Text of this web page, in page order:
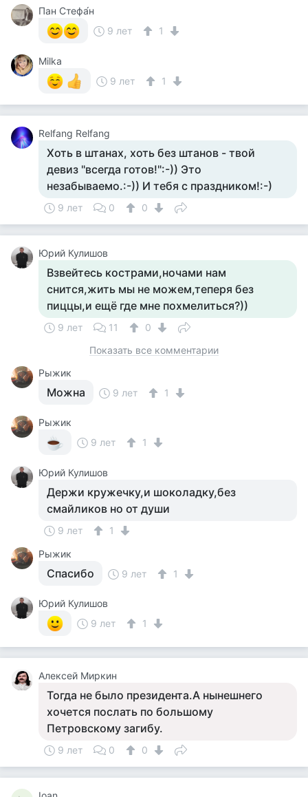
Пан Стефа́н
9 лет
1
Milka
9 лет
1
Relfang Relfang
Хоть в штанах, хоть без штанов - твой
девиз "всегда готов!":-)) Это
незабываемо.:-)) И тебя с праздником!:-)
9 лет 0 0
Юрий Кулишов
Взвейтесь кострами,ночами нам
снится,жить мы не можем,теперя без
пиццы,и ещё где мне похмелиться?))
9 лет 11
0
Показать все комментарии
Рыжик
Можна 9 лет 1
Рыжик
9 лет
1
Юрий Кулишов
Держи кружечку,и шоколадку,без
смайликов но от души
9 лет
1
Рыжик
Спасибо 9 лет 1
Юрий Кулишов
9 лет
1
Алексей Миркин
Тогда не было президента.А нынешнего
хочется послать по большому
Петровскому загибу.
9 лет 0 0